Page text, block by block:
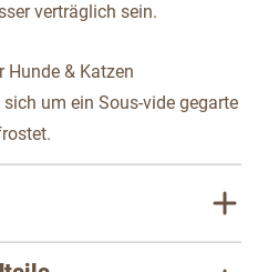
verträglich sein.
& Katzen
um ein Sous-vide gegarte